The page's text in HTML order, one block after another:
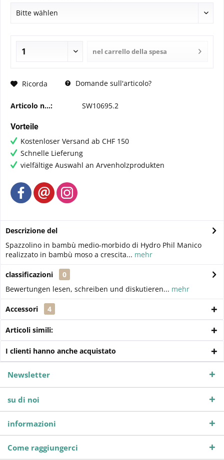
nel carrello della spesa
Ricorda Domande sull'articolo?
Articolo n...: SW10695.2
Vorteile
Kostenloser Versand ab CHF 150
Schnelle Lieferung
vielfältige Auswahl an Arvenholzprodukten
Descrizione del
Spazzolino in bambù medio-morbido di Hydro Phil Manico
realizzato in bambù moso a crescita... mehr
classificazioni
0
Bewertungen lesen, schreiben und diskutieren... mehr
Accessori 4
Articoli simili:
I clienti hanno anche acquistato
Newsletter
su di noi
informazioni
Come raggiungerci